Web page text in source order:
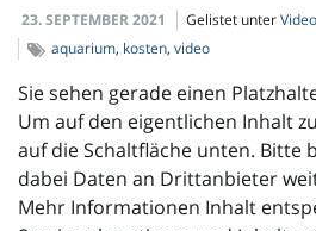
23. SEPTEMBER 2021 Gelistet unter
aquarium, kosten, video
Sie sehen gerade einen
Um auf den eigentlichen Inhalt
auf die Schaltfläche unten. Bitte
dabei Daten an Drittanbieter
Mehr Informationen Inhalt